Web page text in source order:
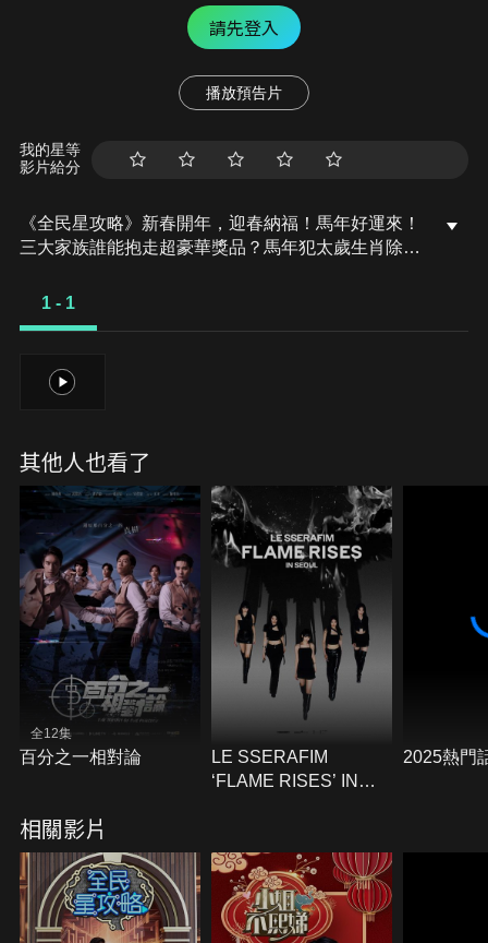
請先登入
播放預告片
我的星等
影片給分
《全民星攻略》新春開年，迎春納福！馬年好運來！
三大家族誰能抱走超豪華獎品？馬年犯太歲生肖除了
太歲」？據統計年貨大街十大必買零食聲量排行榜，
子翔、黃文廷、林佳辰、李哲言。喜劇家族：曾博
恩、喬瑟夫、怡岑、里唯、陳大天。愛漂亮家族：朱
1 - 1
1
其他人也看了
全12集
百分之一相對論
LE SSERAFIM
‘FLAME RISES’ IN
2025熱門
相關影片